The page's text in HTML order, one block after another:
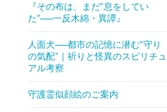
『その布は、まだ“息をしてい
た”──一反木綿・異譚』
人面犬──都市の記憶に潜む“守り
の気配”｜祈りと怪異のスピリチュ
アル考察
守護霊似顔絵のご案内